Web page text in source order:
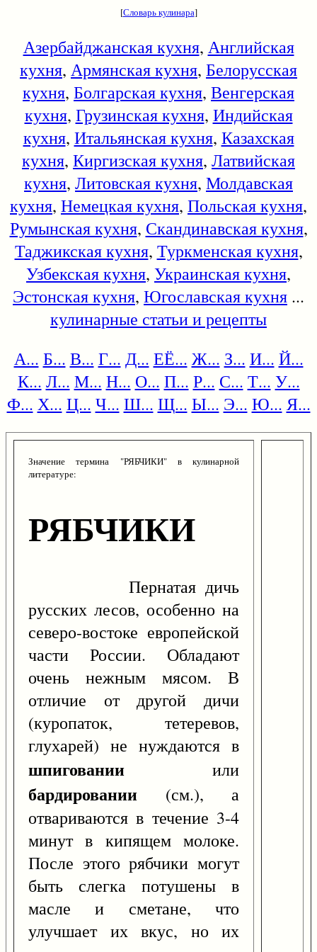
[Словарь кулинара]
Азербайджанская кухня, Английская
кухня, Армянская кухня, Белорусская
кухня, Болгарская кухня, Венгерская
кухня, Грузинская кухня, Индийская
кухня, Итальянская кухня, Казахская
кухня, Киргизская кухня, Латвийская
кухня, Литовская кухня, Молдавская
кухня, Немецкая кухня, Польская кухня,
Румынская кухня, Скандинавская кухня,
Таджикская кухня, Туркменская кухня,
Узбекская кухня, Украинская кухня,
Эстонская кухня, Югославская кухня ...
кулинарные статьи и рецепты
А... Б... В... Г... Д... ЕЁ... Ж... З... И... Й...
К... Л... М... Н... О... П... Р... С... Т... У...
Ф... Х... Ц... Ч... Ш... Щ... Ы... Э... Ю... Я...
Значение термина "РЯБЧИКИ" в кулинарной
литературе:
РЯБЧИКИ
Пернатая дичь
русских лесов, особенно на
северо-востоке европейской
части России. Обладают
очень нежным мясом. В
отличие от другой дичи
(куропаток, тетеревов,
глухарей) не нуждаются в
шпиговании или
бардировании (см.), а
отвариваются в течение 3-4
минут в кипящем молоке.
После этого рябчики могут
быть слегка потушены в
масле и сметане, что
улучшает их вкус, но их